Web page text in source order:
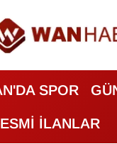
SPOR
İLANLAR
Eczaneler
Vakitleri